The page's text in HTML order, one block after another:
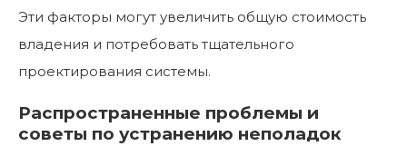
Эти факторы могут увеличить общую стоимость
владения и потребовать тщательного
проектирования системы.
Распространенные проблемы и
советы по устранению неполадок